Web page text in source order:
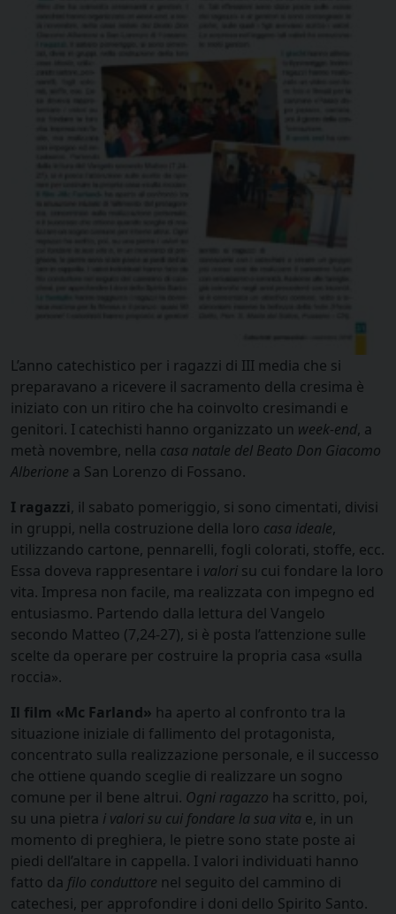
L’anno catechistico per i ragazzi di III media che si
preparavano a ricevere il sacramento della cresima è
iniziato con un ritiro che ha coinvolto cresimandi e
genitori. I catechisti hanno organizzato un week-end, a
metà novembre, nella casa natale del Beato Don Giacomo
Alberione a San Lorenzo di Fossano.
I ragazzi, il sabato pomeriggio, si sono cimentati, divisi
in gruppi, nella costruzione della loro casa ideale,
utilizzando cartone, pennarelli, fogli colorati, stoffe, ecc.
Essa doveva rappresentare i valori su cui fondare la loro
vita. Impresa non facile, ma realizzata con impegno ed
entusiasmo. Partendo dalla lettura del Vangelo
secondo Matteo (7,24-27), si è posta l’attenzione sulle
scelte da operare per costruire la propria casa «sulla
roccia».
Il film «Mc Farland» ha aperto al confronto tra la
situazione iniziale di fallimento del protagonista,
concentrato sulla realizzazione personale, e il successo
che ottiene quando sceglie di realizzare un sogno
comune per il bene altrui. Ogni ragazzo ha scritto, poi,
su una pietra i valori su cui fondare la sua vita e, in un
momento di preghiera, le pietre sono state poste ai
piedi dell’altare in cappella. I valori individuati hanno
fatto da filo conduttore nel seguito del cammino di
catechesi, per approfondire i doni dello Spirito Santo.